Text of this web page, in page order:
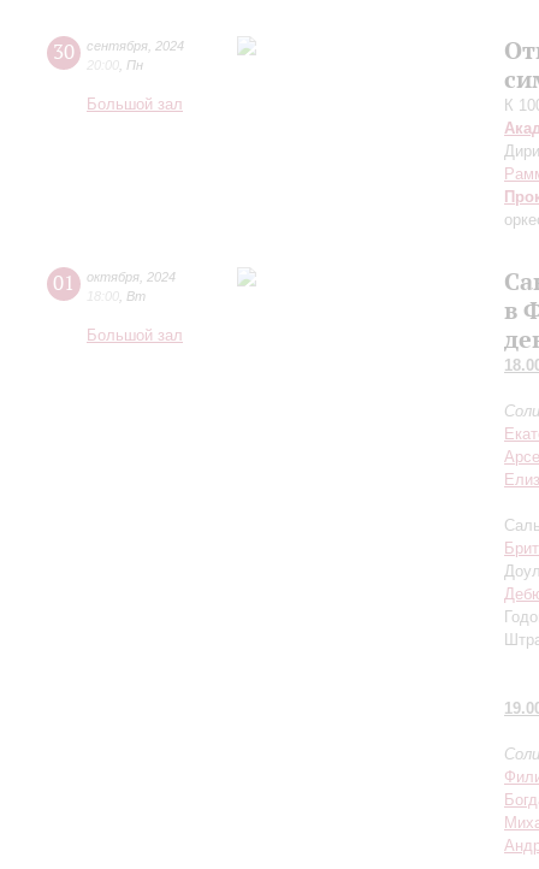
30 сентября 2024
20:00 Пн
Большой зал
К
01 октября 2024
18:00 Вт
Большой зал
в